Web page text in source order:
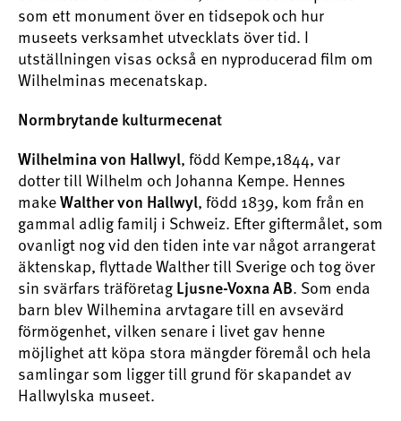
som ett monument över en tidsepok och hur
museets verksamhet utvecklats över tid. I
utställningen visas också en nyproducerad film om
Wilhelminas mecenatskap.
Normbrytande kulturmecenat
Wilhelmina von Hallwyl, född Kempe,1844, var
dotter till Wilhelm och Johanna Kempe. Hennes
makeWalther von Hallwyl, född 1839, kom från en
gammal adlig familj i Schweiz. Efter giftermålet, som
ovanligt nog vid den tiden inte var något arrangerat
äktenskap, flyttade Walther till Sverige och tog över
sin svärfars träföretag Ljusne-Voxna AB. Som enda
barn blev Wilhemina arvtagare till en avsevärd
förmögenhet, vilken senare i livet gav henne
möjlighet att köpa stora mängder föremål och hela
samlingar som ligger till grund för skapandet av
Hallwylska museet.